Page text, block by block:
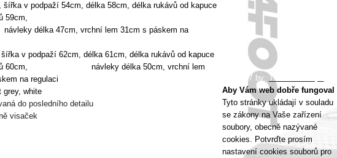
šířka v podpaží 54cm, délka 58cm, délka rukávů od kapuce
59cm,
47cm, vrchní lem 31cm s páskem na
šířka v podpaží 62cm, délka 61cm, délka rukávů od kapuce
60cm,
návleky délka 50cm, vrchní lem
na regulaci
grey, white
do posledního detailu
visaček
2017 by: Tvorba e-shopu
Aby Vám web dobře fungoval
Tyto stránky ukládají v souladu
se zákony na Vaše zařízení
soubory, obecně nazývané
cookies. Potvrďte prosím
nastavení cookies souborů pro